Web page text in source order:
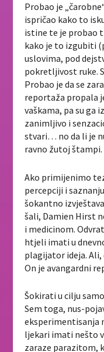
Probao je
ispričao kako to
istine te je probao
kako je to izgubiti
uslovima, pod
pokretljivost ruke.
Probao je da se
reportaža propala
vaškama, pa su ga
zanimljivo i
stvari… no da li je
ravno žutoj štampi.
Ako primijenimo
percepciji i
šokantno
šali, Damien Hirst
i medicinom.
htjeli imati u
plagijator ideja. Ali,
On je avangardni
Šokirati u cilju
Sem toga, nus-
eksperimentisanja
ljekari imati nešto
zaraze parazitom,